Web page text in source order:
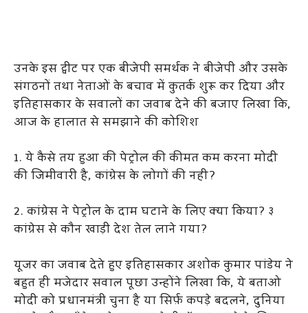
उनके इस ट्वीट पर एक बीजेपी समर्थक ने बीजेपी और उसके
संगठनों तथा नेताओं के बचाव में कुतर्क शुरू कर दिया और
इतिहासकार के सवालों का जवाब देने की बजाए लिखा कि,
आज के हालात से समझाने की कोशिश
1. ये कैसे तय हुआ की पेट्रोल की कीमत कम करना मोदी
की जिमीवारी है, कांग्रेस के लोगों की नही?
2. कांग्रेस ने पेट्रोल के दाम घटाने के लिए क्या किया? ३
कांग्रेस से कौन खाड़ी देश तेल लाने गया?
यूजर का जवाब देते हुए इतिहासकार अशोक कुमार पांडेय ने
बहुत ही मजेदार सवाल पूछा उन्होंने लिखा कि, ये बताओ
मोदी को प्रधानमंत्री चुना है या सिर्फ़ कपड़े बदलने, दुनिया